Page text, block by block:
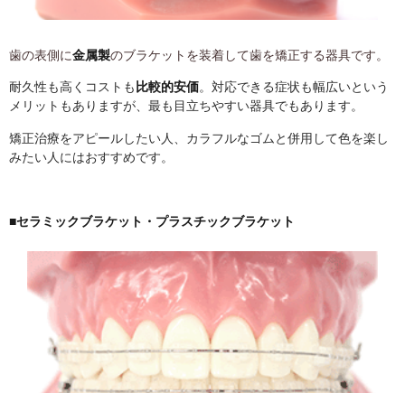
歯の表側に金属製のブラケットを装着して歯を矯正する器具です。
耐久性も高くコストも 比較的安価。対応できる症状も幅広いという
メリットもありますが、最も目立ちやすい器具でもあります。
矯正治療をアピールしたい人、カラフルなゴムと併用して色を楽し
みたい人にはおすすめです。
■セラミックブラケット・プラスチックブラケット